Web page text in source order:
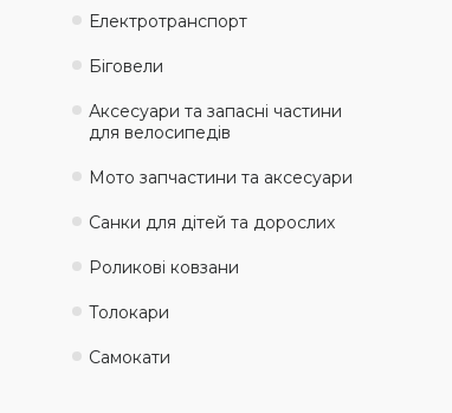
Електротранспорт
Біговели
Аксесуари та запасні частини
для велосипедів
Мото запчастини та аксесуари
Санки для дітей та дорослих
Роликові ковзани
Толокари
Самокати